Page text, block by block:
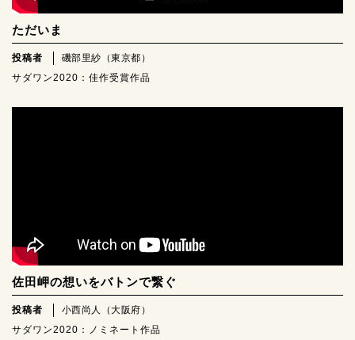
ただいま
投稿者
磯部里紗（東京都）
サダワン2020：佳作受賞作品
佐田岬の想いをバトンで繋ぐ
投稿者
小西尚人（大阪府）
サダワン2020：ノミネート作品